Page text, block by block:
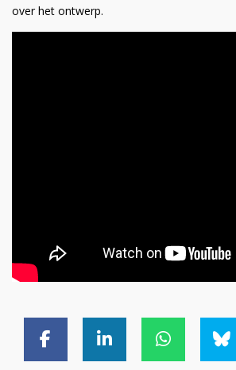
over het ontwerp.